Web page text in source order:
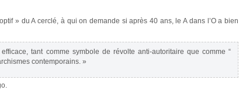
» du A cerclé, à qui on demande si après 40 ans, le A dans l’O a bien
tant comme symbole de révolte anti-autoritaire que comme “
contemporains. »